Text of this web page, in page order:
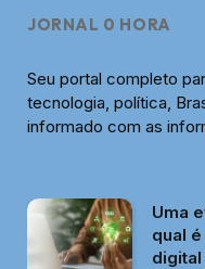
JORNAL 0 HORA
Seu portal completo
tecnologia, política,
informado com as
Uma
qual